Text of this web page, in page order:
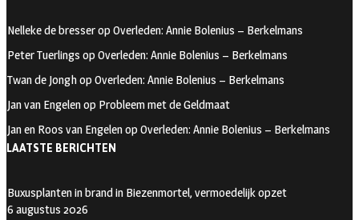
b
k
t
r
a
i
e
r
Nelleke de bresserop Overleden: Annie Bolenius – Berkelmans
Peter Tuerlings op Overleden: Annie Bolenius – Berkelmans
Twan de Jonghop Overleden: Annie Bolenius – Berkelmans
Jan van Engelenop Probleem met de Geldmaat
Jan en Roos van Engelenop Overleden: Annie Bolenius – Berkelmans
LAATSTE BERICHTEN
Buxusplanten in brand in Biezenmortel, vermoedelijk opzet
6 augustus 2026